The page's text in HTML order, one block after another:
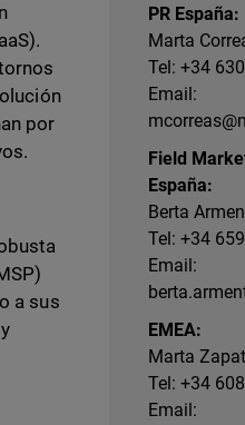
por
a sus
PR España:
Marta
Tel: +34
Email:
Field
España:
Berta
Tel: +34
Email:
EMEA:
Marta
Tel: +34
Email: